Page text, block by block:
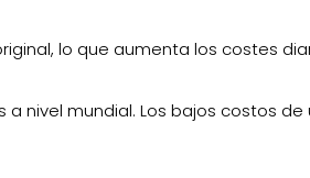
lo que aumenta los costes
nivel mundial. Los bajos costos de